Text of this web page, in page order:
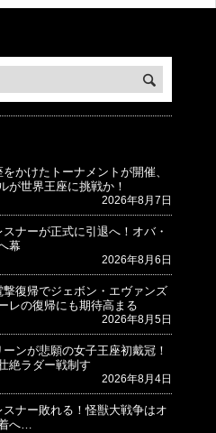
かけたトーナメントが開催、
が世界王座に挑戦か！
2026年8月7日
ナーが正式に引退へ！オバ・
幕
2026年8月6日
撃復帰でジェボン・エヴァンズ
レの復帰にも期待高まる
2026年8月5日
ンが悲願の女子王座初戴冠！
絶ラダー戦制す
2026年8月4日
スナー敗れる！怪獣大戦争はオ
へ…
WWEの最新情報 USA～